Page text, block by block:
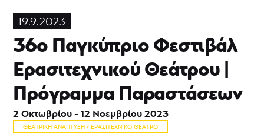
19.9.2023
36ο Παγκύπριο Φεστιβάλ
Ερασιτεχνικού Θεάτρου |
Πρόγραμμα Παραστάσεων
2 Οκτωβρίου - 12 Νοεμβρίου 2023
ΘΕΑΤΡΙΚΉ ΑΝΆΠΤΥΞΗ / ΕΡΑΣΙΤΕΧΝΙΚΌ ΘΈΑΤΡΟ
Διεθνείς
συνεργασίες
και
Εκπαίδευση
Εκπαιδευτικά
προγράμματα
Ερασιτεχνικό
θέατρο